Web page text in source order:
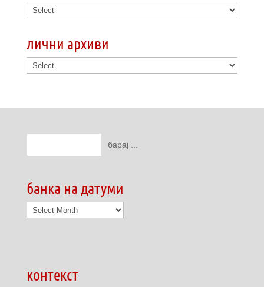
лични архиви
банка на датуми
банка
на
контекст